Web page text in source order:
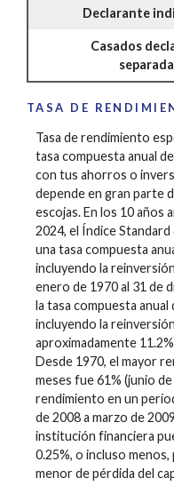
Declarante
Casados
TASA DE
Tasa de rendimiento
tasa compuesta anual
con tus ahorros o
depende en gran parte
escojas. En los 10 años
2024, el Índice
una tasa compuesta
incluyendo la
enero de 1970 al 31 de
la tasa compuesta
incluyendo la
aproximadamente
Desde 1970, el mayor
meses fue 61% (junio
rendimiento en un
de 2008 a marzo de
institución financiera
0.25%, o incluso
menor de pérdida del